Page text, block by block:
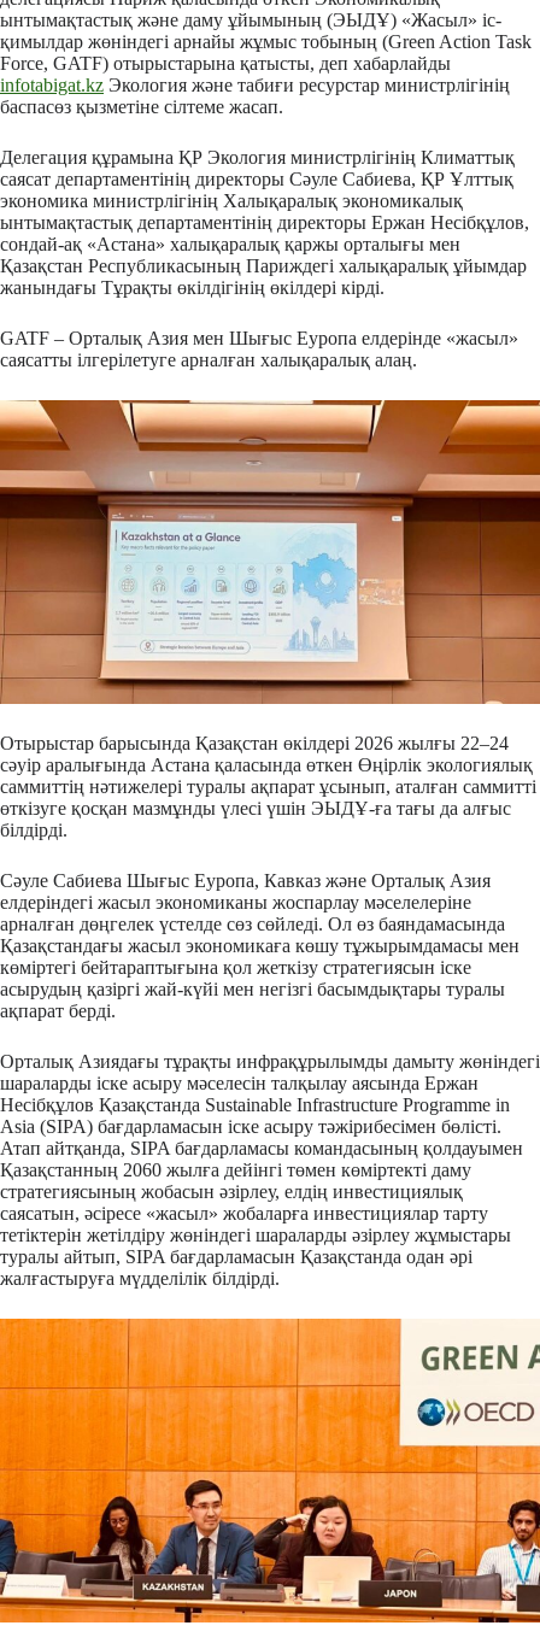
ынтымақтастық және даму ұйымының (ЭЫДҰ) «Жасыл» іс-
қимылдар жөніндегі арнайы жұмыс тобының (Green Action Task
Force, GATF) отырыстарына қатысты, деп хабарлайды
infotabigat.kz Экология және табиғи ресурстар министрлігінің
баспасөз қызметіне сілтеме жасап.
Делегация құрамына ҚР Экология министрлігінің Климаттық
саясат департаментінің директоры Сәуле Сабиева, ҚР Ұлттық
экономика министрлігінің Халықаралық экономикалық
ынтымақтастық департаментінің директоры Ержан Несібқұлов,
сондай-ақ «Астана» халықаралық қаржы орталығы мен
Қазақстан Республикасының Париждегі халықаралық ұйымдар
жанындағы Тұрақты өкілдігінің өкілдері кірді.
GATF – Орталық Азия мен Шығыс Еуропа елдерінде «жасыл»
саясатты ілгерілетуге арналған халықаралық алаң.
Отырыстар барысында Қазақстан өкілдері 2026 жылғы 22–24
сәуір аралығында Астана қаласында өткен Өңірлік экологиялық
саммиттің нәтижелері туралы ақпарат ұсынып, аталған саммитті
өткізуге қосқан мазмұнды үлесі үшін ЭЫДҰ-ға тағы да алғыс
білдірді.
Сәуле Сабиева Шығыс Еуропа, Кавказ және Орталық Азия
елдеріндегі жасыл экономиканы жоспарлау мәселелеріне
арналған дөңгелек үстелде сөз сөйледі. Ол өз баяндамасында
Қазақстандағы жасыл экономикаға көшу тұжырымдамасы мен
көміртегі бейтараптығына қол жеткізу стратегиясын іске
асырудың қазіргі жай-күйі мен негізгі басымдықтары туралы
ақпарат берді.
Орталық Азиядағы тұрақты инфрақұрылымды дамыту жөніндегі
шараларды іске асыру мәселесін талқылау аясында Ержан
Несібқұлов Қазақстанда Sustainable Infrastructure Programme in
Asia (SIPA) бағдарламасын іске асыру тәжірибесімен бөлісті.
Атап айтқанда, SIPA бағдарламасы командасының қолдауымен
Қазақстанның 2060 жылға дейінгі төмен көміртекті даму
стратегиясының жобасын әзірлеу, елдің инвестициялық
саясатын, әсіресе «жасыл» жобаларға инвестициялар тарту
тетіктерін жетілдіру жөніндегі шараларды әзірлеу жұмыстары
туралы айтып, SIPA бағдарламасын Қазақстанда одан әрі
жалғастыруға мүдделілік білдірді.